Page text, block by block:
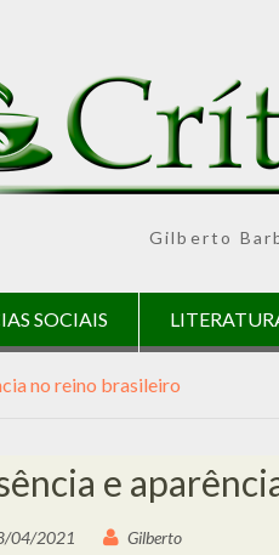
Gilberto
SOCIAIS
no reino brasileiro
e
04/2021 Gilberto